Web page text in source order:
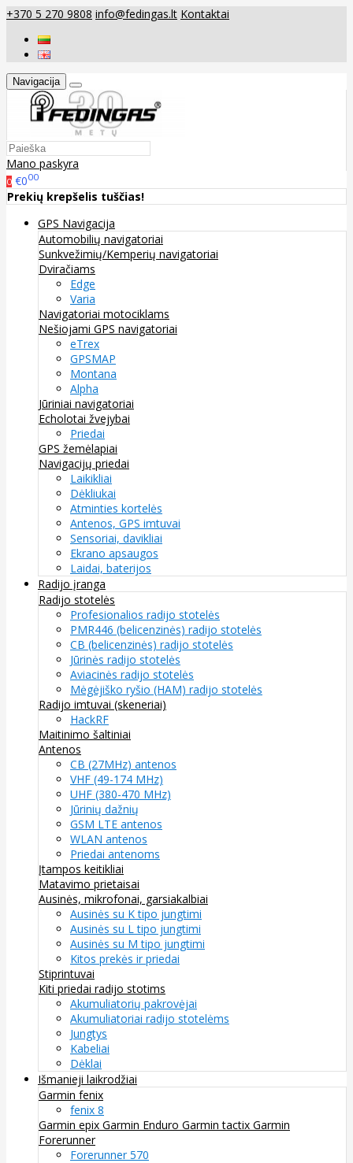
+370 5 270 9808 info@fedingas.lt Kontaktai
Navigacija
Mano paskyra
0 €000
Prekių krepšelis tuščias!
GPS Navigacija
Automobilių navigatoriai
Sunkvežimių/Kemperių navigatoriai
Dviračiams
Edge
Varia
Navigatoriai motociklams
Nešiojami GPS navigatoriai
eTrex
GPSMAP
Montana
Alpha
Jūriniai navigatoriai
Echolotai žvejybai
Priedai
GPS žemėlapiai
Navigacijų priedai
Laikikliai
Dėkliukai
Atminties kortelės
Antenos, GPS imtuvai
Sensoriai, davikliai
Ekrano apsaugos
Laidai, baterijos
Radijo įranga
Radijo stotelės
Profesionalios radijo stotelės
PMR446 (belicenzinės) radijo stotelės
CB (belicenzinės) radijo stotelės
Jūrinės radijo stotelės
Aviacinės radijo stotelės
Mėgėjiško ryšio (HAM) radijo stotelės
Radijo imtuvai (skeneriai)
HackRF
Maitinimo šaltiniai
Antenos
CB (27MHz) antenos
VHF (49-174 MHz)
UHF (380-470 MHz)
Jūrinių dažnių
GSM LTE antenos
WLAN antenos
Priedai antenoms
Įtampos keitikliai
Matavimo prietaisai
Ausinės, mikrofonai, garsiakalbiai
Ausinės su K tipo jungtimi
Ausinės su L tipo jungtimi
Ausinės su M tipo jungtimi
Kitos prekės ir priedai
Stiprintuvai
Kiti priedai radijo stotims
Akumuliatorių pakrovėjai
Akumuliatoriai radijo stotelėms
Jungtys
Kabeliai
Dėklai
Išmanieji laikrodžiai
Garmin fenix
fenix 8
Garmin epix Garmin Enduro Garmin tactix Garmin
Forerunner
Forerunner 570